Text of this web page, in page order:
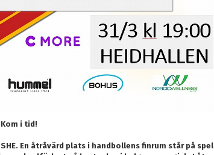
i tid!
En åtråvärd plats i handbollens finrum står på spel